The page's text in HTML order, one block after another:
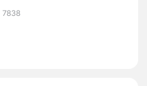
7838